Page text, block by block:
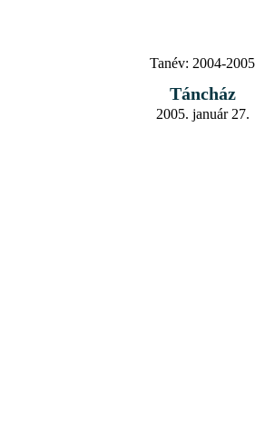
Tanév: 2004-2005
Táncház
2005. január 27.